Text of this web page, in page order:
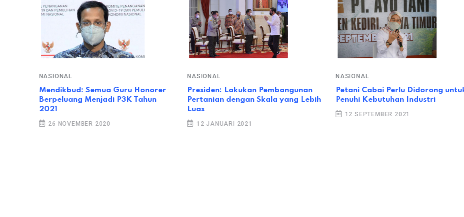
NASIONAL
Mendikbud: Semua Guru Honorer
Berpeluang Menjadi P3K Tahun
2021
26 NOVEMBER 2020
NASIONAL
Presiden: Lakukan Pembangunan
Pertanian dengan Skala yang Lebih
Luas
12 JANUARI 2021
NASIONAL
Petani Cabai Perlu Didorong untuk
Penuhi Kebutuhan Industri
12 SEPTEMBER 2021